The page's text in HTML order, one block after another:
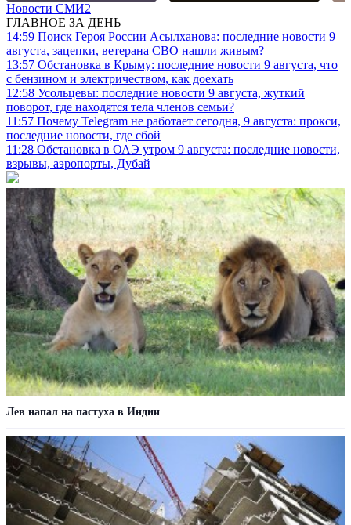
Новости СМИ2
ГЛАВНОЕ ЗА ДЕНЬ
14:59 Поиск Героя России Асылханова: последние новости 9
августа, зацепки, ветерана СВО нашли живым?
13:57 Обстановка в Крыму: последние новости 9 августа, что
с бензином и электричеством, как доехать
12:58 Усольцевы: последние новости 9 августа, жуткий
поворот, где находятся тела членов семьи?
11:57 Почему Telegram не работает сегодня, 9 августа: прокси,
последние новости, где сбой
11:28 Обстановка в ОАЭ утром 9 августа: последние новости,
взрывы, аэропорты, Дубай
Лев напал на пастуха в Индии